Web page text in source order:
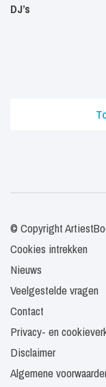
DJ’s
© Copyright
Cookies intrekken
Nieuws
Veelgestelde vragen
Contact
Privacy- en
Disclaimer
Algemene